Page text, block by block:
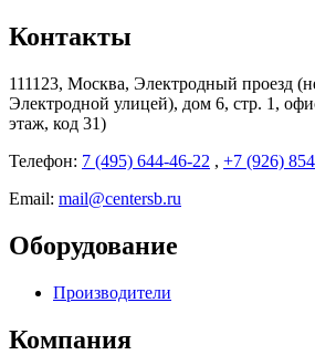
Контакты
111123, Москва, Электродный проезд
Электродной улицей), дом 6, стр. 1,
этаж, код 31)
Телефон: 7 (495) 644-46-22 , +7 (926)
Email: mail@centersb.ru
Оборудование
Производители
Компания